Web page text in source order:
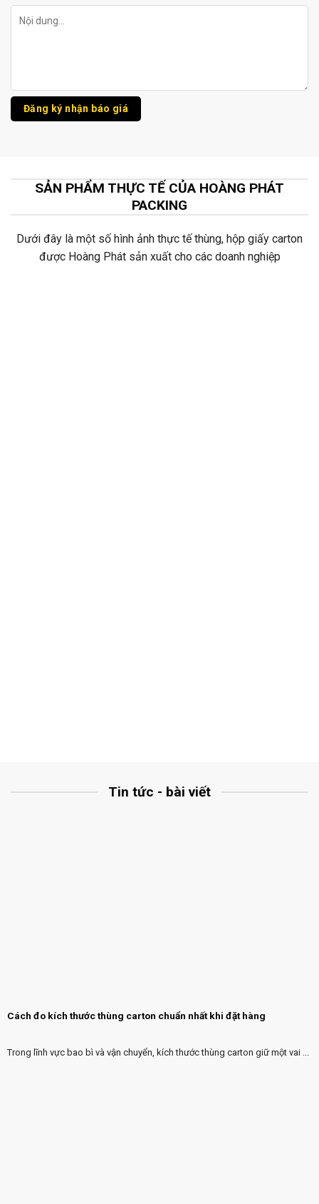
SẢN PHẨM THỰC TẾ CỦA HOÀNG PHÁT
PACKING
Dưới đây là một số hình ảnh thực tế thùng, hộp giấy carton
được Hoàng Phát sản xuất cho các doanh nghiệp
Tin tức - bài viết
Cách đo kích thước thùng carton chuẩn nhất khi đặt hàng
Trong lĩnh vực bao bì và vận chuyển, kích thước thùng carton giữ một vai ...